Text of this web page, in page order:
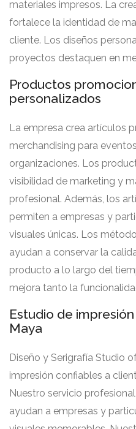
materiales impresos. La
fortalece la identidad de
cliente. Los diseños
proyectos destaquen en
Productos
personalizados
La empresa crea artículos
merchandising para
organizaciones. Los
visibilidad de marketing y
profesional. Además, los
permiten a empresas y
visuales únicas. Los
ayudan a conservar la
producto a lo largo del
mejora tanto la
Estudio de
Maya
Diseño y Serigrafía Studio
impresión confiables a
Nuestro servicio
ayudan a empresas y